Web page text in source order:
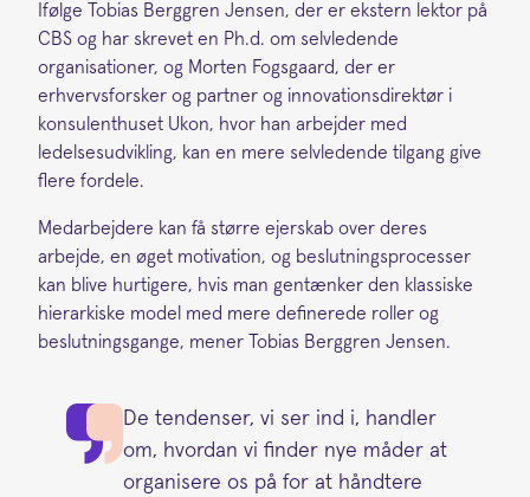
Ifølge Tobias Berggren Jensen, der er ekstern lektor på
CBS og har skrevet en Ph.d. om selvledende
organisationer, og Morten Fogsgaard, der er
erhvervsforsker og partner og innovationsdirektør i
konsulenthuset Ukon, hvor han arbejder med
ledelsesudvikling, kan en mere selvledende tilgang give
flere fordele.
Medarbejdere kan få større ejerskab over deres
arbejde, en øget motivation, og beslutningsprocesser
kan blive hurtigere, hvis man gentænker den klassiske
hierarkiske model med mere definerede roller og
beslutningsgange, mener Tobias Berggren Jensen.
De tendenser, vi ser ind i, handler
om, hvordan vi finder nye måder at
organisere os på for at håndtere